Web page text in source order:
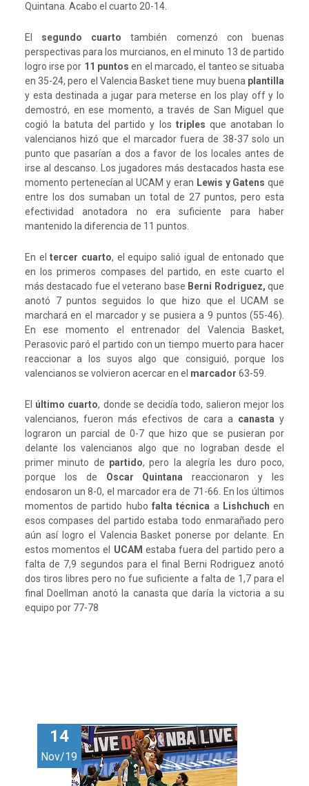
Quintana. Acabo el cuarto 20-14.
El segundo cuarto también comenzó con buenas
perspectivas para los murcianos, en el minuto 13 de partido
logro irse por 11 puntos en el marcado, el tanteo se situaba
en 35-24, pero el Valencia Basket tiene muy buena plantilla
y esta destinada a jugar para meterse en los play off y lo
demostró, en ese momento, a través de San Miguel que
cogió la batuta del partido y los triples que anotaban lo
valencianos hizó que el marcador fuera de 38-37 solo un
punto que pasarían a dos a favor de los locales antes de
irse al descanso. Los jugadores más destacados hasta ese
momento pertenecían al UCAM y eran Lewis y Gatens que
entre los dos sumaban un total de 27 puntos, pero esta
efectividad anotadora no era suficiente para haber
mantenido la diferencia de 11 puntos.
En eltercer cuarto, el equipo salió igual de entonado que
en los primeros compases del partido, en este cuarto el
más destacado fue el veterano base Berni Rodriguez, que
anotó 7 puntos seguidos lo que hizo que el UCAM se
marchará en el marcador y se pusiera a 9 puntos (55-46).
En ese momento el entrenador del Valencia Basket,
Perasovic paró el partido con un tiempo muerto para hacer
reaccionar a los suyos algo que consiguió, porque los
valencianos se volvieron acercar en el marcador 63-59.
El último cuarto, donde se decidía todo, salieron mejor los
valencianos, fueron más efectivos de cara a canasta y
lograron un parcial de 0-7 que hizo que se pusieran por
delante los valencianos algo que no lograban desde el
primer minuto de partido, pero la alegría les duro poco,
porque los de Oscar Quintana reaccionaron y les
endosaron un 8-0, el marcador era de 71-66. En los últimos
momentos de partido hubo falta técnica a Lishchuch en
esos compases del partido estaba todo enmarañado pero
aún así logro el Valencia Basket ponerse por delante. En
estos momentos el UCAM estaba fuera del partido pero a
falta de 7,9 segundos para el final Berni Rodriguez anotó
dos tiros libres pero no fue suficiente a falta de 1,7 para el
final Doellman anotó la canasta que daría la victoria a su
equipo por 77-78
14
Nov/19